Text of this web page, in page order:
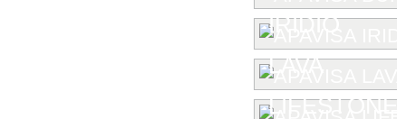
IRIDIO
LAVA
LIFESTONE